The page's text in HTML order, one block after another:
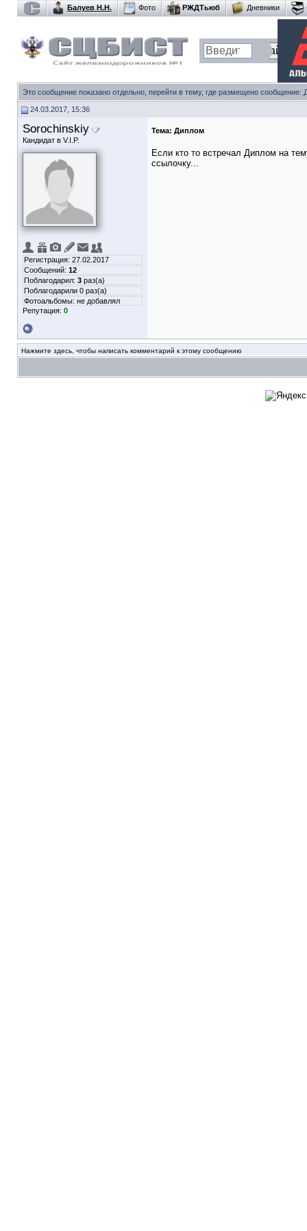
Балуев Н.Н. Фото РЖДТьюб Дневники
Это сообщение показано отдельно, перейти в тему, где размещено сообщение:
24.03.2017, 15:36
Sorochinskiy
Кандидат в V.I.P.
Регистрация: 27.02.2017
Сообщений: 12
Поблагодарил: 3 раз(а)
Поблагодарили 0 раз(а)
Фотоальбомы: не добавлял
Репутация: 0
Тема: Диплом
Если кто то встречал Диплом на
ссылочку...
Нажмите здесь, чтобы написать комментарий к этому сообщению